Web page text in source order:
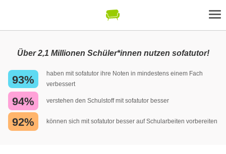
Über 2,1 Millionen Schüler*innen nutzen sofatutor!
93%
haben mit sofatutor ihre Noten in mindestens einem Fach
verbessert
94% verstehen den Schulstoff mit sofatutor besser
92% können sich mit sofatutor besser auf Schularbeiten vorbereiten